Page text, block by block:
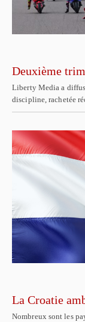
Deuxième
Liberty Media a
discipline, rachetée
La Croatie
Nombreux sont les